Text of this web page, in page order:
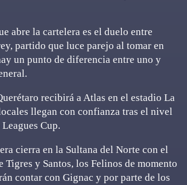
abre la cartelera es el duelo entre
partido que luce parejo al tomar en
un punto de diferencia entre uno y
recibirá a Atlas en el estadio La
llegan con confianza tras el nivel
Cup.
cierra en la Sultana del Norte con el
Tigres y Santos, los Felinos de momento
contar con Gignac y por parte de los